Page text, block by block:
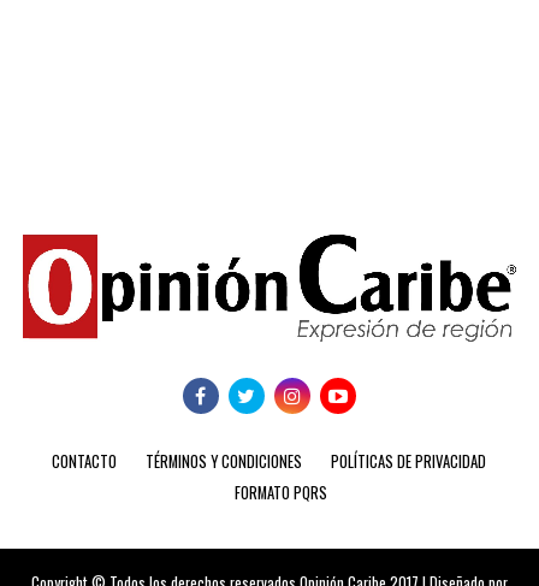
CONTACTO TÉRMINOS Y CONDICIONES
POLÍTICAS DE PRIVACIDAD
FORMATO PQRS